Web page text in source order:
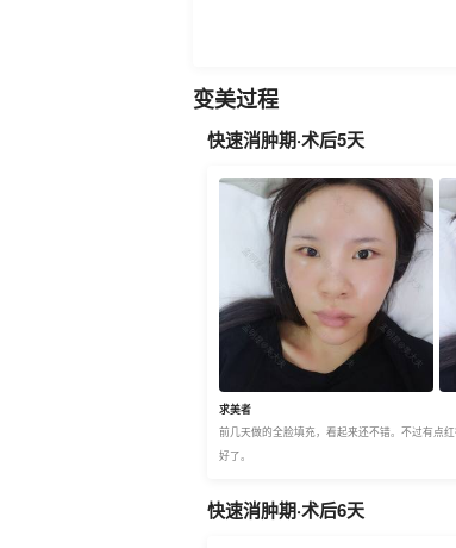
变美过程
快速消肿期·术后5天
求美者
前几天做的全脸填充，看起来还不错。不过有点
好了。
快速消肿期·术后6天